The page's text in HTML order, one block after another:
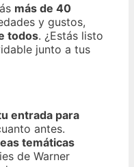
más de 40
y gustos,
todos. ¿Estás listo
junto a tus
entrada para
antes.
temáticas
de Warner